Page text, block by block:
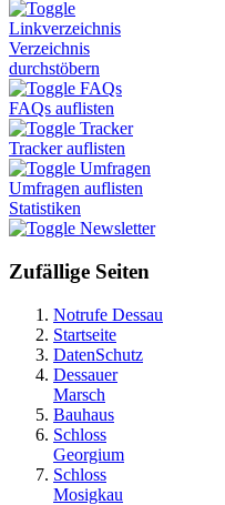
Linkverzeichnis
Verzeichnis
durchstöbern
FAQs
FAQs auflisten
Tracker
Tracker auflisten
Umfragen
Umfragen auflisten
Statistiken
Newsletter
Zufällige Seiten
Notrufe Dessau
Startseite
DatenSchutz
Dessauer
Marsch
Bauhaus
Schloss
Georgium
Schloss
Mosigkau